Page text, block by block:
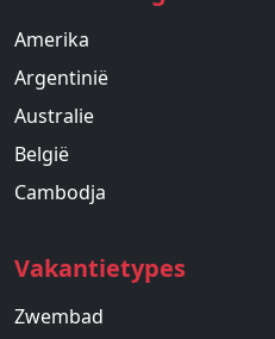
Amerika
Argentinië
Australie
België
Cambodja
Vakantietypes
Zwembad